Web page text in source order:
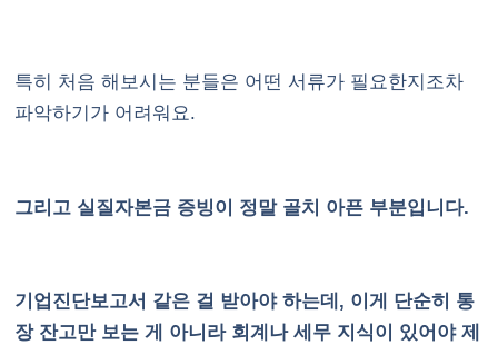
특히 처음 해보시는 분들은 어떤 서류가 필요한지조차
파악하기가 어려워요.
그리고 실질자본금 증빙이 정말 골치 아픈 부분입니다.
기업진단보고서 같은 걸 받아야 하는데, 이게 단순히 통
장 잔고만 보는 게 아니라 회계나 세무 지식이 있어야 제